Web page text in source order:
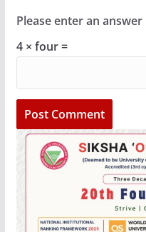
Please enter an
4 × four =